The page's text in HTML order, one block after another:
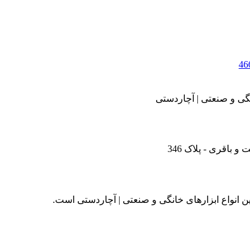
- پلاک 346
انواع ابزارهای خانگی و صنعتی | آچاردستی است.